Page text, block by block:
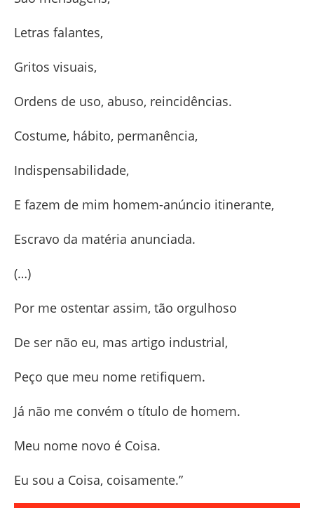
Letras falantes,
Gritos visuais,
Ordens de uso, abuso, reincidências.
Costume, hábito, permanência,
Indispensabilidade,
E fazem de mim homem-anúncio itinerante,
Escravo da matéria anunciada.
(…)
Por me ostentar assim, tão orgulhoso
De ser não eu, mas artigo industrial,
Peço que meu nome retifiquem.
Já não me convém o título de homem.
Meu nome novo é Coisa.
Eu sou a Coisa, coisamente.”